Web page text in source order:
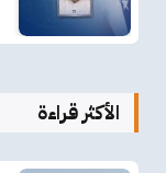
الأكثر قراءة